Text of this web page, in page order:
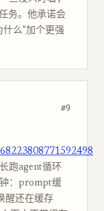
务。他承诺会
什么"加个更强
#9
跑agent循环
：prompt缓
醒还在缓存